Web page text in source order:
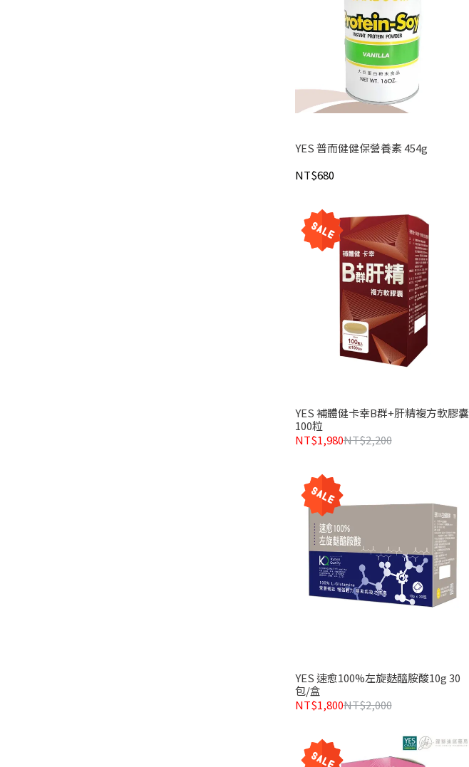
YES 普而健健保營養素 454g
NT$680
YES 補體健卡幸B群+肝精複方軟膠囊
100粒
NT$1,980NT$2,200
YES 速愈100%左旋麩醯胺酸10g 30
包/盒
NT$1,800NT$2,000